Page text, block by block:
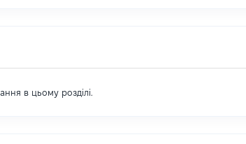
в цьому розділі.